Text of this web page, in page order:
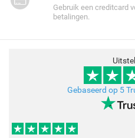
Gebruik een creditcard
betalingen.
Gebaseerd op 5